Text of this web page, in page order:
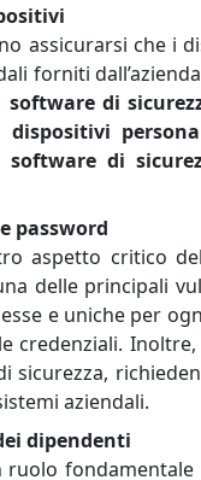
assicurarsi che i
forniti
di
dispositivi
software di
password
aspetto critico
delle principali
e uniche per
credenziali. Inoltre,
sicurezza,
aziendali.
dipendenti
ruolo